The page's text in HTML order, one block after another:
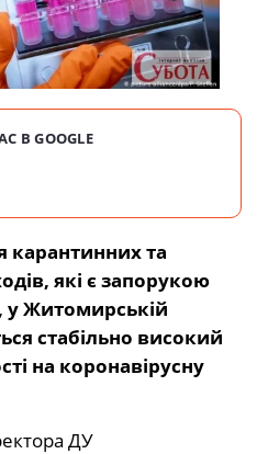
В GOOGLE
карантинних та
які є запорукою
у Житомирській
стабільно високий
на коронавірусну
ДУ